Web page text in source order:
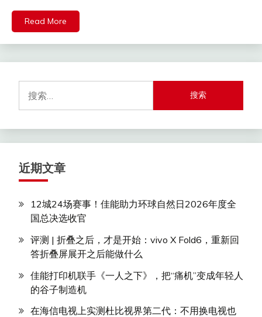
Read More
索：
近期文章
12城24场赛事！佳能助力环球自然日2026年度全
国总决选收官
评测 | 折叠之后，才是开始：vivo X Fold6，重新回
答折叠屏展开之后能做什么
佳能打印机联手《一人之下》，把“痛机”变成年轻人
的谷子制造机
在海信电视上实测杜比视界第二代：不用换电视也